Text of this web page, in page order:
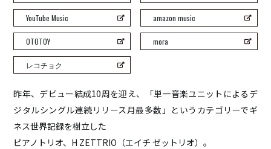
pe’zmoku
MONSTER TAI-RIKU
HOME
ABOUT
昨年、デビュー結成10周を迎え、「単一音楽ユニットによるデ
ジタルシングル連続リリース月最多数」というカテゴリーでギ
ネス世界記録を樹立した
ピアノトリオ、H ZETTRIO（エイチ ゼットリオ）。
YouTube Music amazon music
OTOTOY mora
レコチョク